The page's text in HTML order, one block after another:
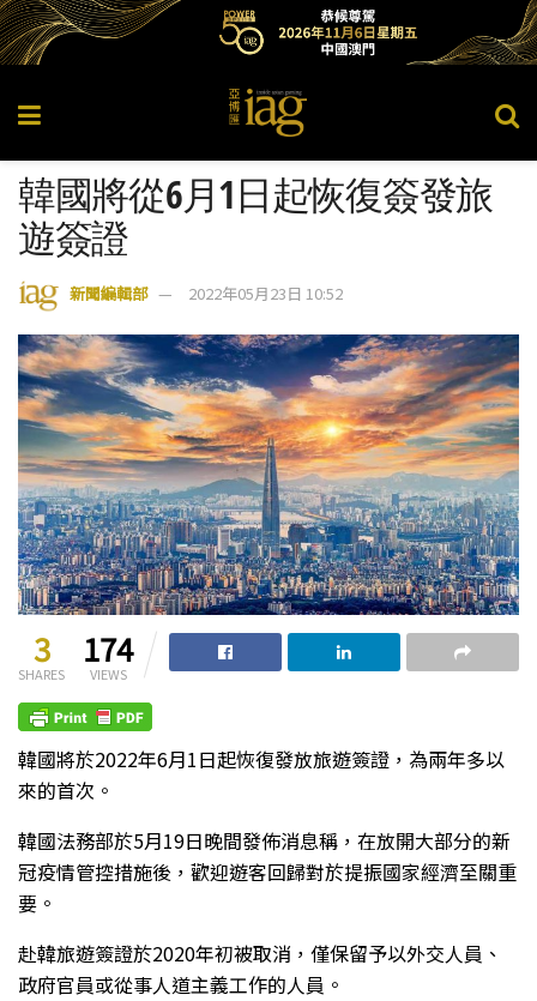
韓國將從6月1日起恢復簽發旅
遊簽證
新聞編輯部 2022年05月23日 10:52
3
SHARES
174
VIEWS
韓國將於2022年6月1日起恢復發放旅遊簽證，為兩年多以
來的首次。
韓國法務部於5月19日晚間發佈消息稱，在放開大部分的新
冠疫情管控措施後，歡迎遊客回歸對於提振國家經濟至關重
要。
赴韓旅遊簽證於2020年初被取消，僅保留予以外交人員、
政府官員或從事人道主義工作的人員。